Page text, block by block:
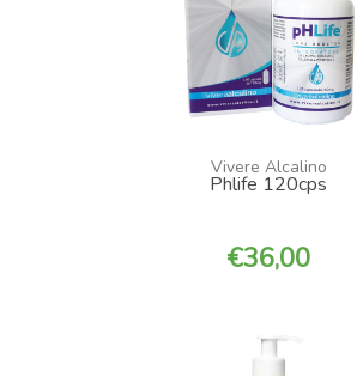
Vivere Alcalino
Phlife 120cps
36,00